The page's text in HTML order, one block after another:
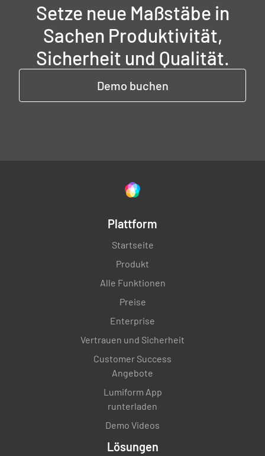
Setze neue Maßstäbe in
Sachen Produktivität,
Sicherheit und Qualität.
Demo buchen
Plattform
Startseite
Produkt
Alle Funktionen
Preise
Enterprise
Vertrauen und Sicherheit
Customer Success
Angebote
Lumiform App
runterladen
Demo Videos
Lösungen